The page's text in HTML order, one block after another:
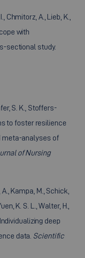
Chmitorz, A., Lieb, K.,
with
sectional study.
S. K., Stoffers-
to foster resilience
meta-analyses of
of Nursing
Kampa, M., Schick,
K. S. L., Walter, H.,
deep
data. Scientific